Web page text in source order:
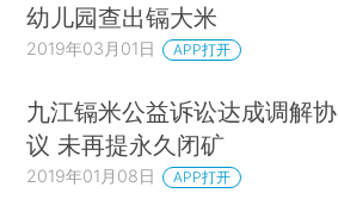
幼儿园查出镉大米
2019年03月01日 APP打开
九江镉米公益诉讼达成调解协
议 未再提永久闭矿
2019年01月08日 APP打开